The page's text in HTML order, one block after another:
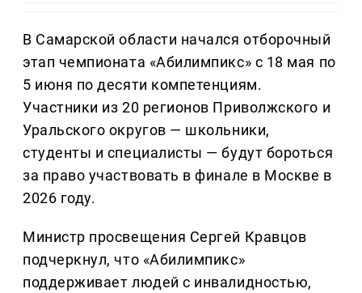
В Самарской области начался отборочный
этап чемпионата «Абилимпикс» с 18 мая по
5 июня по десяти компетенциям.
Участники из 20 регионов Приволжского и
Уральского округов — школьники,
студенты и специалисты — будут бороться
за право участвовать в финале в Москве в
2026 году.
Министр просвещения Сергей Кравцов
подчеркнул, что «Абилимпикс»
поддерживает людей с инвалидностью,